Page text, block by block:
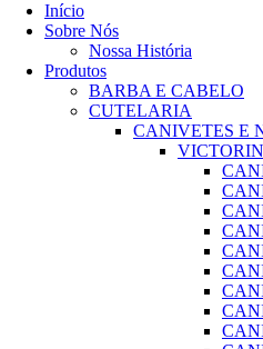
Início
Sobre Nós
Nossa História
Produtos
BARBA E CABELO
CUTELARIA
CANIVETES E